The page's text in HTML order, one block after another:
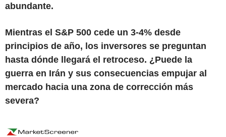
abundante.
Mientras el S&P 500 cede un 3-4% desde
principios de año, los inversores se preguntan
hasta dónde llegará el retroceso. ¿Puede la
guerra en Irán y sus consecuencias empujar al
mercado hacia una zona de corrección más
severa?